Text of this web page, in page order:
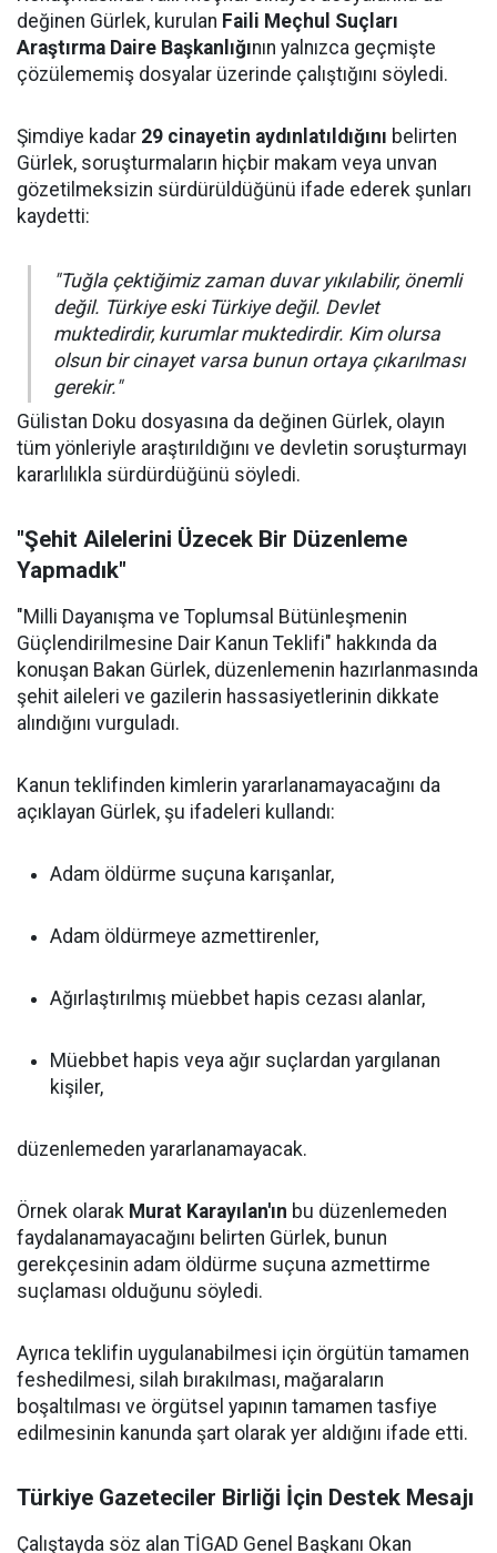
değinen Gürlek, kurulan Faili Meçhul Suçları
Araştırma Daire Başkanlığının yalnızca geçmişte
çözülememiş dosyalar üzerinde çalıştığını söyledi.
Şimdiye kadar 29 cinayetin aydınlatıldığını belirten
Gürlek, soruşturmaların hiçbir makam veya unvan
gözetilmeksizin sürdürüldüğünü ifade ederek şunları
kaydetti:
"Tuğla çektiğimiz zaman duvar yıkılabilir, önemli
değil. Türkiye eski Türkiye değil. Devlet
muktedirdir, kurumlar muktedirdir. Kim olursa
olsun bir cinayet varsa bunun ortaya çıkarılması
gerekir."
Gülistan Doku dosyasına da değinen Gürlek, olayın
tüm yönleriyle araştırıldığını ve devletin soruşturmayı
kararlılıkla sürdürdüğünü söyledi.
"Şehit Ailelerini Üzecek Bir Düzenleme
Yapmadık"
"Milli Dayanışma ve Toplumsal Bütünleşmenin
Güçlendirilmesine Dair Kanun Teklifi" hakkında da
konuşan Bakan Gürlek, düzenlemenin hazırlanmasında
şehit aileleri ve gazilerin hassasiyetlerinin dikkate
alındığını vurguladı.
Kanun teklifinden kimlerin yararlanamayacağını da
açıklayan Gürlek, şu ifadeleri kullandı:
Adam öldürme suçuna karışanlar,
Adam öldürmeye azmettirenler,
Ağırlaştırılmış müebbet hapis cezası alanlar,
Müebbet hapis veya ağır suçlardan yargılanan
kişiler,
düzenlemeden yararlanamayacak.
Örnek olarak Murat Karayılan'ın bu düzenlemeden
faydalanamayacağını belirten Gürlek, bunun
gerekçesinin adam öldürme suçuna azmettirme
suçlaması olduğunu söyledi.
Ayrıca teklifin uygulanabilmesi için örgütün tamamen
feshedilmesi, silah bırakılması, mağaraların
boşaltılması ve örgütsel yapının tamamen tasfiye
edilmesinin kanunda şart olarak yer aldığını ifade etti.
Türkiye Gazeteciler Birliği İçin Destek Mesajı
Çalıştayda söz alan TİGAD Genel Başkanı Okan